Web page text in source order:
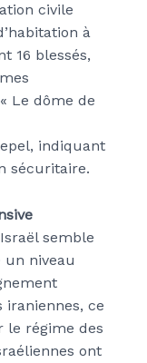
civile
à
16 blessés,
Le dôme de
indiquant
sécuritaire.
semble
un niveau
ce
régime des
ont